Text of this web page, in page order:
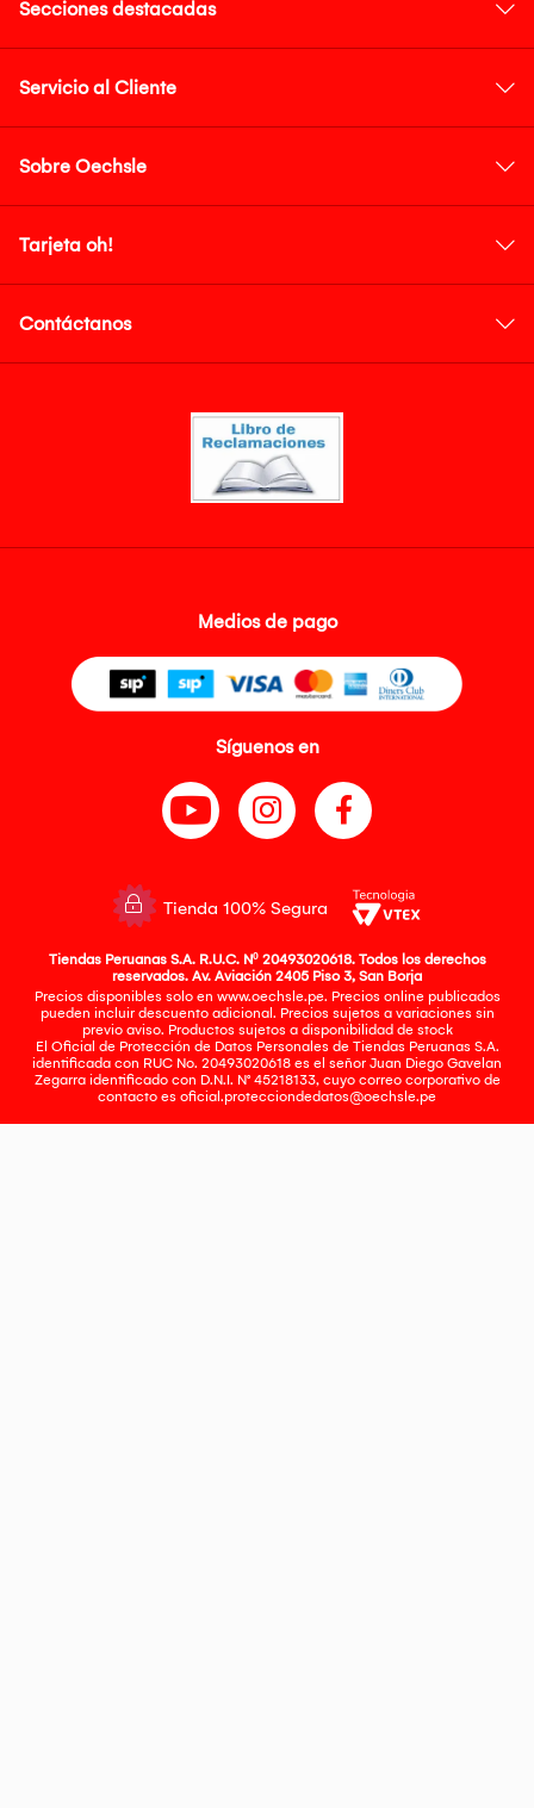
Secciones destacadas
Servicio al Cliente
Sobre Oechsle
Tarjeta oh!
Contáctanos
Medios de pago
Síguenos en
Tienda 100% Segura
Tiendas Peruanas S.A. R.U.C. Nº 20493020618. Todos los derechos
reservados. Av. Aviación 2405 Piso 3, San Borja
Precios disponibles solo en www.oechsle.pe. Precios online publicados
pueden incluir descuento adicional. Precios sujetos a variaciones sin
previo aviso. Productos sujetos a disponibilidad de stock
El Oficial de Protección de Datos Personales de Tiendas Peruanas S.A.
identificada con RUC No. 20493020618 es el señor Juan Diego Gavelan
Zegarra identificado con D.N.I. N° 45218133, cuyo correo corporativo de
contacto es oficial.protecciondedatos@oechsle.pe